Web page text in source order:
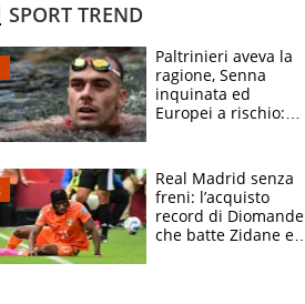
SPORT TREND
Paltrinieri aveva la
ragione, Senna
inquinata ed
Europei a rischio:
adesso
Real Madrid senza
freni: l’acquisto
record di Diomande
che batte Zidane e